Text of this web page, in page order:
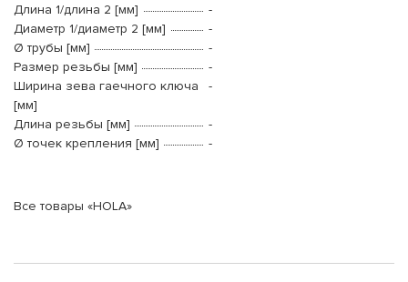
Длина 1/длина 2 [мм]
-
Диаметр 1/диаметр 2 [мм]
-
Ø трубы [мм]
-
Размер резьбы [мм]
-
Ширина зева гаечного ключа
[мм]
-
Длина резьбы [мм]
-
Ø точек крепления [мм]
-
Все товары «HOLA»